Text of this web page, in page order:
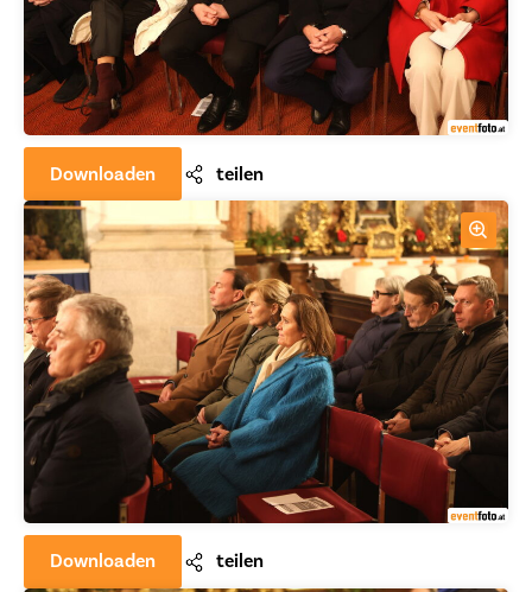
Downloaden teilen
Downloaden teilen